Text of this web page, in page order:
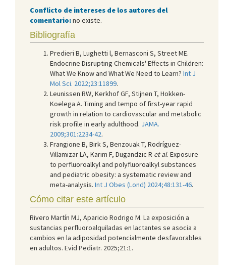
Conflicto de intereses de los autores del
comentario:no existe.
Bibliografía
Predieri B, Lughetti l, Bernasconi S, Street ME.
Endocrine Disrupting Chemicals' Effects in Children:
What We Know and What We Need to Learn? Int J
Mol Sci. 2022;23:11899.
Leunissen RW, Kerkhof GF, Stijnen T, Hokken-
Koelega A. Timing and tempo of first-year rapid
growth in relation to cardiovascular and metabolic
risk profile in early adulthood. JAMA.
2009;301:2234-42.
Frangione B, Birk S, Benzouak T, Rodríguez-
Villamizar LA, Karim F, Dugandzic R et al. Exposure
to perfluoroalkyl and polyfluoroalkyl substances
and pediatric obesity: a systematic review and
meta-analysis. Int J Obes (Lond) 2024;48:131-46.
Cómo citar este artículo
Rivero Martín MJ, Aparicio Rodrigo M. La exposición a
sustancias perfluoroalquiladas en lactantes se asocia a
cambios en la adiposidad potencialmente desfavorables
en adultos. Evid Pediatr. 2025;21:1.